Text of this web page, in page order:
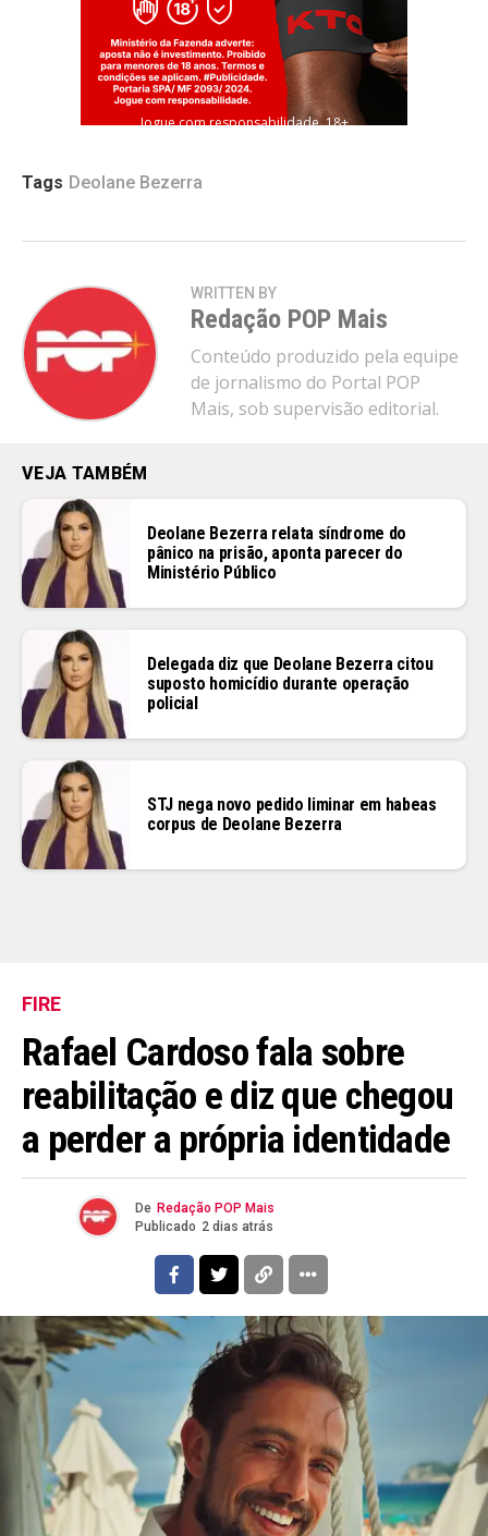
Jogue com responsabilidade. 18+
Tags Deolane Bezerra
WRITTEN BY
Redação POP Mais
Conteúdo produzido pela equipe
de jornalismo do Portal POP
Mais, sob supervisão editorial.
VEJA TAMBÉM
Deolane Bezerra relata síndrome do
pânico na prisão, aponta parecer do
Ministério Público
Delegada diz que Deolane Bezerra citou
suposto homicídio durante operação
policial
STJ nega novo pedido liminar em habeas
corpus de Deolane Bezerra
FIRE
Rafael Cardoso fala sobre
reabilitação e diz que chegou
a perder a própria identidade
De Redação POP Mais
Publicado 2 dias atrás